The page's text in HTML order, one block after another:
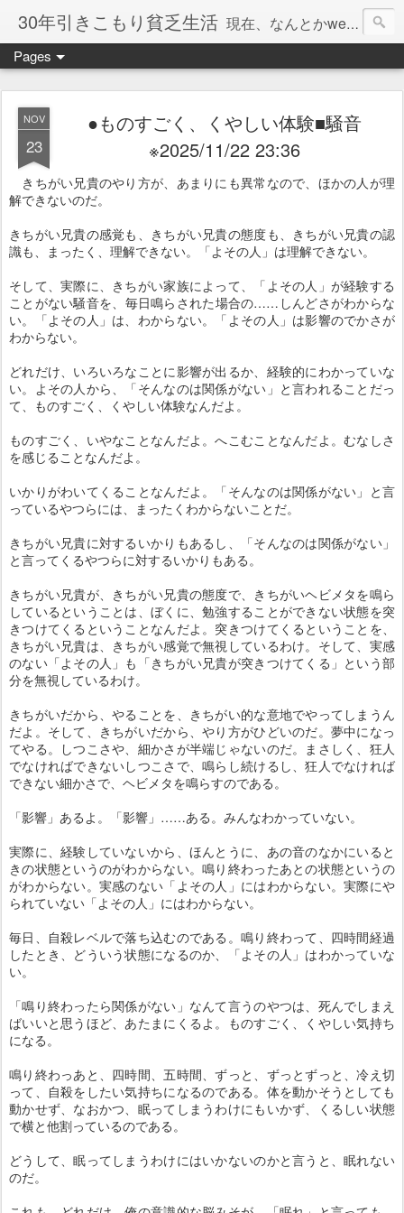
30年引きこもり貧乏生活 現在、なんとかweb系の仕事で食べています。このブログで扱う問題は「この世とはなにか」「人生とはなにか」「人間とはなにか」「強迫神経症の原因と解決法」「うつ病の原因と寄り添う方法」「家族の問題」などについてです。
Pages
NOV
23
●ものすごく、くやしい体験■騒音
※2025/11/22 23:36
きちがい兄貴のやり方が、あまりにも異常なので、ほかの人が理
解できないのだ。
きちがい兄貴の感覚も、きちがい兄貴の態度も、きちがい兄貴の認
識も、まったく、理解できない。「よその人」は理解できない。
そして、実際に、きちがい家族によって、「よその人」が経験する
ことがない騒音を、毎日鳴らされた場合の……しんどさがわからな
い。「よその人」は、わからない。「よその人」は影響のでかさが
わからない。
どれだけ、いろいろなことに影響が出るか、経験的にわかっていな
い。よその人から、「そんなのは関係がない」と言われることだっ
て、ものすごく、くやしい体験なんだよ。
ものすごく、いやなことなんだよ。へこむことなんだよ。むなしさ
を感じることなんだよ。
いかりがわいてくることなんだよ。「そんなのは関係がない」と言
っているやつらには、まったくわからないことだ。
きちがい兄貴に対するいかりもあるし、「そんなのは関係がない」
と言ってくるやつらに対するいかりもある。
きちがい兄貴が、きちがい兄貴の態度で、きちがいヘビメタを鳴ら
しているということは、ぼくに、勉強することができない状態を突
きつけてくるということなんだよ。突きつけてくるということを、
きちがい兄貴は、きちがい感覚で無視しているわけ。そして、実感
のない「よその人」も「きちがい兄貴が突きつけてくる」という部
分を無視しているわけ。
きちがいだから、やることを、きちがい的な意地でやってしまうん
だよ。そして、きちがいだから、やり方がひどいのだ。夢中になっ
てやる。しつこさや、細かさが半端じゃないのだ。まさしく、狂人
でなければできないしつこさで、鳴らし続けるし、狂人でなければ
できない細かさで、ヘビメタを鳴らすのである。
「影響」あるよ。「影響」……ある。みんなわかっていない。
実際に、経験していないから、ほんとうに、あの音のなかにいると
きの状態というのがわからない。鳴り終わったあとの状態というの
がわからない。実感のない「よその人」にはわからない。実際にや
られていない「よその人」にはわからない。
毎日、自殺レベルで落ち込むのである。鳴り終わって、四時間経過
したとき、どういう状態になるのか、「よその人」はわかっていな
い。
「鳴り終わったら関係がない」なんて言うのやつは、死んでしまえ
ばいいと思うほど、あたまにくるよ。ものすごく、くやしい気持ち
になる。
鳴り終わっあと、四時間、五時間、ずっと、ずっとずっと、冷え切
って、自殺をしたい気持ちになるのである。体を動かそうとしても
動かせず、なおかつ、眠ってしまうわけにもいかず、くるしい状態
で横と他割っているのである。
どうして、眠ってしまうわけにはいかないのかと言うと、眠れない
のだ。